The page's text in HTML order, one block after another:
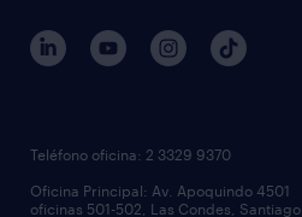
Teléfono oficina: 2 3329 9370
Oficina Principal: Av. Apoquindo 4501
oficinas 501-502, Las Condes, Santiago,